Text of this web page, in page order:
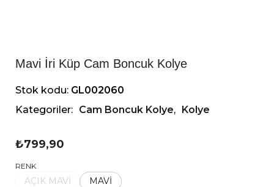
Mavi İri Küp Cam Boncuk Kolye
Stok kodu: GL002060
Kategoriler: Cam Boncuk Kolye, Kolye
₺799,90
RENK
AÇIK MAVİ MAVİ